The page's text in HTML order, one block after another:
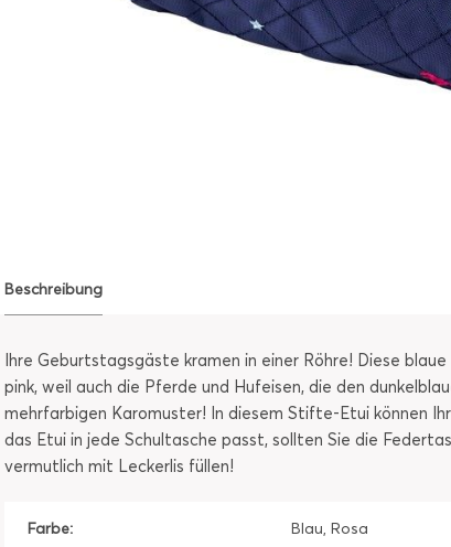
Beschreibung
Ihre Geburtstagsgäste kramen in einer Röhre! Diese
pink, weil auch die Pferde und Hufeisen, die den
mehrfarbigen Karomuster! In diesem Stifte-Etui können
das Etui in jede Schultasche passt, sollten Sie die
vermutlich mit Leckerlis füllen!
Farbe: Blau, Rosa